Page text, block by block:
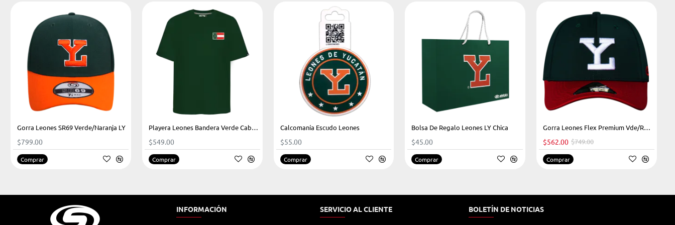
Gorra Leones SR69 Verde/Naranja LY
$799.00
Comprar
Playera Leones Bandera Verde Caballero Oversize
$549.00
Comprar
Calcomanía Escudo Leones
$55.00
Comprar
Bolsa De Regalo Leones LY Chica
$45.00
Comprar
-25%Gorra Leones Flex Premium Vde/Rojo LY
$562.00 $749.00
Comprar
INFORMACIÓN SERVICIO AL CLIENTE BOLETÍN DE NOTICIAS